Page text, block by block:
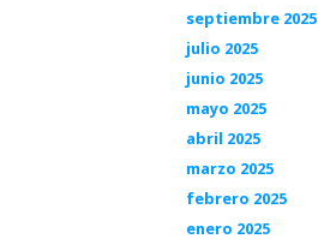
septiembre 2025
julio 2025
junio 2025
mayo 2025
abril 2025
marzo 2025
febrero 2025
enero 2025